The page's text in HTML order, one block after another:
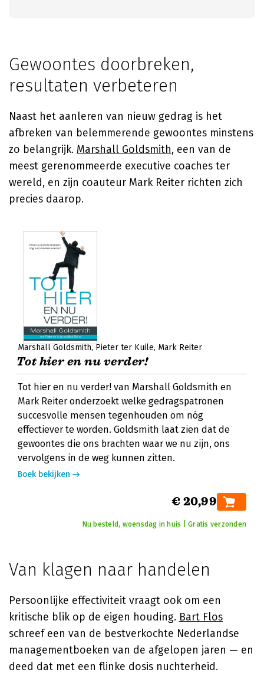
Gewoontes doorbreken,
resultaten verbeteren
Naast het aanleren van nieuw gedrag is het
afbreken van belemmerende gewoontes minstens
zo belangrijk. Marshall Goldsmith, een van de
meest gerenommeerde executive coaches ter
wereld, en zijn coauteur Mark Reiter richten zich
precies daarop.
Marshall Goldsmith Pieter ter Kuile Mark Reiter
Tot hier en nu verder!
Tot hier en nu verder! van Marshall Goldsmith en
Mark Reiter onderzoekt welke gedragspatronen
succesvolle mensen tegenhouden om nóg
effectiever te worden. Goldsmith laat zien dat de
gewoontes die ons brachten waar we nu zijn, ons
vervolgens in de weg kunnen zitten.
Boek bekijken
€ 20,99
Nu besteld, woensdag in huis | Gratis verzonden
Van klagen naar handelen
Persoonlijke effectiviteit vraagt ook om een
kritische blik op de eigen houding. Bart Flos
schreef een van de bestverkochte Nederlandse
managementboeken van de afgelopen jaren — en
deed dat met een flinke dosis nuchterheid.